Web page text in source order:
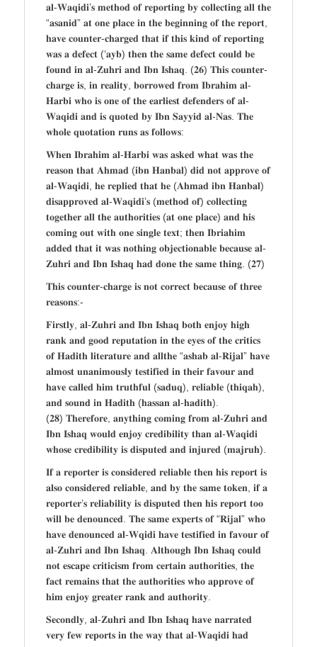
𝐚𝐥-𝐖𝐚𝐪𝐢𝐝𝐢’𝐬 𝐦𝐞𝐭𝐡𝐨𝐝 𝐨𝐟 𝐫𝐞𝐩𝐨𝐫𝐭𝐢𝐧𝐠 𝐛𝐲 𝐜𝐨𝐥𝐥𝐞𝐜𝐭𝐢𝐧𝐠 𝐚𝐥𝐥 𝐭𝐡𝐞
“𝐚𝐬𝐚𝐧𝐢𝐝” 𝐚𝐭 𝐨𝐧𝐞 𝐩𝐥𝐚𝐜𝐞 𝐢𝐧 𝐭𝐡𝐞 𝐛𝐞𝐠𝐢𝐧𝐧𝐢𝐧𝐠 𝐨𝐟 𝐭𝐡𝐞 𝐫𝐞𝐩𝐨𝐫𝐭,
𝐡𝐚𝐯𝐞 𝐜𝐨𝐮𝐧𝐭𝐞𝐫-𝐜𝐡𝐚𝐫𝐠𝐞𝐝 𝐭𝐡𝐚𝐭 𝐢𝐟 𝐭𝐡𝐢𝐬 𝐤𝐢𝐧𝐝 𝐨𝐟 𝐫𝐞𝐩𝐨𝐫𝐭𝐢𝐧𝐠
𝐰𝐚𝐬 𝐚 𝐝𝐞𝐟𝐞𝐜𝐭 (‘𝐚𝐲𝐛) 𝐭𝐡𝐞𝐧 𝐭𝐡𝐞 𝐬𝐚𝐦𝐞 𝐝𝐞𝐟𝐞𝐜𝐭 𝐜𝐨𝐮𝐥𝐝 𝐛𝐞
𝐟𝐨𝐮𝐧𝐝 𝐢𝐧 𝐚𝐥-𝐙𝐮𝐡𝐫𝐢 𝐚𝐧𝐝 𝐈𝐛𝐧 𝐈𝐬𝐡𝐚𝐪. (𝟐𝟔) 𝐓𝐡𝐢𝐬 𝐜𝐨𝐮𝐧𝐭𝐞𝐫-
𝐜𝐡𝐚𝐫𝐠𝐞 𝐢𝐬, 𝐢𝐧 𝐫𝐞𝐚𝐥𝐢𝐭𝐲, 𝐛𝐨𝐫𝐫𝐨𝐰𝐞𝐝 𝐟𝐫𝐨𝐦 𝐈𝐛𝐫𝐚𝐡𝐢𝐦 𝐚𝐥-
𝐇𝐚𝐫𝐛𝐢 𝐰𝐡𝐨 𝐢𝐬 𝐨𝐧𝐞 𝐨𝐟 𝐭𝐡𝐞 𝐞𝐚𝐫𝐥𝐢𝐞𝐬𝐭 𝐝𝐞𝐟𝐞𝐧𝐝𝐞𝐫𝐬 𝐨𝐟 𝐚𝐥-
𝐖𝐚𝐪𝐢𝐝𝐢 𝐚𝐧𝐝 𝐢𝐬 𝐪𝐮𝐨𝐭𝐞𝐝 𝐛𝐲 𝐈𝐛𝐧 𝐒𝐚𝐲𝐲𝐢𝐝 𝐚𝐥-𝐍𝐚𝐬. 𝐓𝐡𝐞
𝐰𝐡𝐨𝐥𝐞 𝐪𝐮𝐨𝐭𝐚𝐭𝐢𝐨𝐧 𝐫𝐮𝐧𝐬 𝐚𝐬 𝐟𝐨𝐥𝐥𝐨𝐰𝐬:
𝐖𝐡𝐞𝐧 𝐈𝐛𝐫𝐚𝐡𝐢𝐦 𝐚𝐥-𝐇𝐚𝐫𝐛𝐢 𝐰𝐚𝐬 𝐚𝐬𝐤𝐞𝐝 𝐰𝐡𝐚𝐭 𝐰𝐚𝐬 𝐭𝐡𝐞
𝐫𝐞𝐚𝐬𝐨𝐧 𝐭𝐡𝐚𝐭 𝐀𝐡𝐦𝐚𝐝 (𝐢𝐛𝐧 𝐇𝐚𝐧𝐛𝐚𝐥) 𝐝𝐢𝐝 𝐧𝐨𝐭 𝐚𝐩𝐩𝐫𝐨𝐯𝐞 𝐨𝐟
𝐚𝐥-𝐖𝐚𝐪𝐢𝐝𝐢, 𝐡𝐞 𝐫𝐞𝐩𝐥𝐢𝐞𝐝 𝐭𝐡𝐚𝐭 𝐡𝐞 (𝐀𝐡𝐦𝐚𝐝 𝐢𝐛𝐧 𝐇𝐚𝐧𝐛𝐚𝐥)
𝐝𝐢𝐬𝐚𝐩𝐩𝐫𝐨𝐯𝐞𝐝 𝐚𝐥-𝐖𝐚𝐪𝐢𝐝𝐢’𝐬 (𝐦𝐞𝐭𝐡𝐨𝐝 𝐨𝐟) 𝐜𝐨𝐥𝐥𝐞𝐜𝐭𝐢𝐧𝐠
𝐭𝐨𝐠𝐞𝐭𝐡𝐞𝐫 𝐚𝐥𝐥 𝐭𝐡𝐞 𝐚𝐮𝐭𝐡𝐨𝐫𝐢𝐭𝐢𝐞𝐬 (𝐚𝐭 𝐨𝐧𝐞 𝐩𝐥𝐚𝐜𝐞) 𝐚𝐧𝐝 𝐡𝐢𝐬
𝐜𝐨𝐦𝐢𝐧𝐠 𝐨𝐮𝐭 𝐰𝐢𝐭𝐡 𝐨𝐧𝐞 𝐬𝐢𝐧𝐠𝐥𝐞 𝐭𝐞𝐱𝐭; 𝐭𝐡𝐞𝐧 𝐈𝐛𝐫𝐢𝐚𝐡𝐢𝐦
𝐚𝐝𝐝𝐞𝐝 𝐭𝐡𝐚𝐭 𝐢𝐭 𝐰𝐚𝐬 𝐧𝐨𝐭𝐡𝐢𝐧𝐠 𝐨𝐛𝐣𝐞𝐜𝐭𝐢𝐨𝐧𝐚𝐛𝐥𝐞 𝐛𝐞𝐜𝐚𝐮𝐬𝐞 𝐚𝐥-
𝐙𝐮𝐡𝐫𝐢 𝐚𝐧𝐝 𝐈𝐛𝐧 𝐈𝐬𝐡𝐚𝐪 𝐡𝐚𝐝 𝐝𝐨𝐧𝐞 𝐭𝐡𝐞 𝐬𝐚𝐦𝐞 𝐭𝐡𝐢𝐧𝐠. (𝟐𝟕)
𝐓𝐡𝐢𝐬 𝐜𝐨𝐮𝐧𝐭𝐞𝐫-𝐜𝐡𝐚𝐫𝐠𝐞 𝐢𝐬 𝐧𝐨𝐭 𝐜𝐨𝐫𝐫𝐞𝐜𝐭 𝐛𝐞𝐜𝐚𝐮𝐬𝐞 𝐨𝐟 𝐭𝐡𝐫𝐞𝐞
𝐫𝐞𝐚𝐬𝐨𝐧𝐬:-
𝐅𝐢𝐫𝐬𝐭𝐥𝐲, 𝐚𝐥-𝐙𝐮𝐡𝐫𝐢 𝐚𝐧𝐝 𝐈𝐛𝐧 𝐈𝐬𝐡𝐚𝐪 𝐛𝐨𝐭𝐡 𝐞𝐧𝐣𝐨𝐲 𝐡𝐢𝐠𝐡
𝐫𝐚𝐧𝐤 𝐚𝐧𝐝 𝐠𝐨𝐨𝐝 𝐫𝐞𝐩𝐮𝐭𝐚𝐭𝐢𝐨𝐧 𝐢𝐧 𝐭𝐡𝐞 𝐞𝐲𝐞𝐬 𝐨𝐟 𝐭𝐡𝐞 𝐜𝐫𝐢𝐭𝐢𝐜𝐬
𝐨𝐟 𝐇𝐚𝐝𝐢𝐭𝐡 𝐥𝐢𝐭𝐞𝐫𝐚𝐭𝐮𝐫𝐞 𝐚𝐧𝐝 𝐚𝐥𝐥𝐭𝐡𝐞 “𝐚𝐬𝐡𝐚𝐛 𝐚𝐥-𝐑𝐢𝐣𝐚𝐥” 𝐡𝐚𝐯𝐞
𝐚𝐥𝐦𝐨𝐬𝐭 𝐮𝐧𝐚𝐧𝐢𝐦𝐨𝐮𝐬𝐥𝐲 𝐭𝐞𝐬𝐭𝐢𝐟𝐢𝐞𝐝 𝐢𝐧 𝐭𝐡𝐞𝐢𝐫 𝐟𝐚𝐯𝐨𝐮𝐫 𝐚𝐧𝐝
𝐡𝐚𝐯𝐞 𝐜𝐚𝐥𝐥𝐞𝐝 𝐡𝐢𝐦 𝐭𝐫𝐮𝐭𝐡𝐟𝐮𝐥 (𝐬𝐚𝐝𝐮𝐪), 𝐫𝐞𝐥𝐢𝐚𝐛𝐥𝐞 (𝐭𝐡𝐢𝐪𝐚𝐡),
𝐚𝐧𝐝 𝐬𝐨𝐮𝐧𝐝 𝐢𝐧 𝐇𝐚𝐝𝐢𝐭𝐡 (𝐡𝐚𝐬𝐬𝐚𝐧 𝐚𝐥-𝐡𝐚𝐝𝐢𝐭𝐡).
(𝟐𝟖) 𝐓𝐡𝐞𝐫𝐞𝐟𝐨𝐫𝐞, 𝐚𝐧𝐲𝐭𝐡𝐢𝐧𝐠 𝐜𝐨𝐦𝐢𝐧𝐠 𝐟𝐫𝐨𝐦 𝐚𝐥-𝐙𝐮𝐡𝐫𝐢 𝐚𝐧𝐝
𝐈𝐛𝐧 𝐈𝐬𝐡𝐚𝐪 𝐰𝐨𝐮𝐥𝐝 𝐞𝐧𝐣𝐨𝐲 𝐜𝐫𝐞𝐝𝐢𝐛𝐢𝐥𝐢𝐭𝐲 𝐭𝐡𝐚𝐧 𝐚𝐥-𝐖𝐚𝐪𝐢𝐝𝐢
𝐰𝐡𝐨𝐬𝐞 𝐜𝐫𝐞𝐝𝐢𝐛𝐢𝐥𝐢𝐭𝐲 𝐢𝐬 𝐝𝐢𝐬𝐩𝐮𝐭𝐞𝐝 𝐚𝐧𝐝 𝐢𝐧𝐣𝐮𝐫𝐞𝐝 (𝐦𝐚𝐣𝐫𝐮𝐡).
𝐈𝐟 𝐚 𝐫𝐞𝐩𝐨𝐫𝐭𝐞𝐫 𝐢𝐬 𝐜𝐨𝐧𝐬𝐢𝐝𝐞𝐫𝐞𝐝 𝐫𝐞𝐥𝐢𝐚𝐛𝐥𝐞 𝐭𝐡𝐞𝐧 𝐡𝐢𝐬 𝐫𝐞𝐩𝐨𝐫𝐭 𝐢𝐬
𝐚𝐥𝐬𝐨 𝐜𝐨𝐧𝐬𝐢𝐝𝐞𝐫𝐞𝐝 𝐫𝐞𝐥𝐢𝐚𝐛𝐥𝐞, 𝐚𝐧𝐝 𝐛𝐲 𝐭𝐡𝐞 𝐬𝐚𝐦𝐞 𝐭𝐨𝐤𝐞𝐧, 𝐢𝐟 𝐚
𝐫𝐞𝐩𝐨𝐫𝐭𝐞𝐫’𝐬 𝐫𝐞𝐥𝐢𝐚𝐛𝐢𝐥𝐢𝐭𝐲 𝐢𝐬 𝐝𝐢𝐬𝐩𝐮𝐭𝐞𝐝 𝐭𝐡𝐞𝐧 𝐡𝐢𝐬 𝐫𝐞𝐩𝐨𝐫𝐭 𝐭𝐨𝐨
𝐰𝐢𝐥𝐥 𝐛𝐞 𝐝𝐞𝐧𝐨𝐮𝐧𝐜𝐞𝐝. 𝐓𝐡𝐞 𝐬𝐚𝐦𝐞 𝐞𝐱𝐩𝐞𝐫𝐭𝐬 𝐨𝐟 “𝐑𝐢𝐣𝐚𝐥” 𝐰𝐡𝐨
𝐡𝐚𝐯𝐞 𝐝𝐞𝐧𝐨𝐮𝐧𝐜𝐞𝐝 𝐚𝐥-𝐖𝐪𝐢𝐝𝐢 𝐡𝐚𝐯𝐞 𝐭𝐞𝐬𝐭𝐢𝐟𝐢𝐞𝐝 𝐢𝐧 𝐟𝐚𝐯𝐨𝐮𝐫 𝐨𝐟
𝐚𝐥-𝐙𝐮𝐡𝐫𝐢 𝐚𝐧𝐝 𝐈𝐛𝐧 𝐈𝐬𝐡𝐚𝐪. 𝐀𝐥𝐭𝐡𝐨𝐮𝐠𝐡 𝐈𝐛𝐧 𝐈𝐬𝐡𝐚𝐪 𝐜𝐨𝐮𝐥𝐝
𝐧𝐨𝐭 𝐞𝐬𝐜𝐚𝐩𝐞 𝐜𝐫𝐢𝐭𝐢𝐜𝐢𝐬𝐦 𝐟𝐫𝐨𝐦 𝐜𝐞𝐫𝐭𝐚𝐢𝐧 𝐚𝐮𝐭𝐡𝐨𝐫𝐢𝐭𝐢𝐞𝐬, 𝐭𝐡𝐞
𝐟𝐚𝐜𝐭 𝐫𝐞𝐦𝐚𝐢𝐧𝐬 𝐭𝐡𝐚𝐭 𝐭𝐡𝐞 𝐚𝐮𝐭𝐡𝐨𝐫𝐢𝐭𝐢𝐞𝐬 𝐰𝐡𝐨 𝐚𝐩𝐩𝐫𝐨𝐯𝐞 𝐨𝐟
𝐡𝐢𝐦 𝐞𝐧𝐣𝐨𝐲 𝐠𝐫𝐞𝐚𝐭𝐞𝐫 𝐫𝐚𝐧𝐤 𝐚𝐧𝐝 𝐚𝐮𝐭𝐡𝐨𝐫𝐢𝐭𝐲.
𝐒𝐞𝐜𝐨𝐧𝐝𝐥𝐲, 𝐚𝐥-𝐙𝐮𝐡𝐫𝐢 𝐚𝐧𝐝 𝐈𝐛𝐧 𝐈𝐬𝐡𝐚𝐪 𝐡𝐚𝐯𝐞 𝐧𝐚𝐫𝐫𝐚𝐭𝐞𝐝
𝐯𝐞𝐫𝐲 𝐟𝐞𝐰 𝐫𝐞𝐩𝐨𝐫𝐭𝐬 𝐢𝐧 𝐭𝐡𝐞 𝐰𝐚𝐲 𝐭𝐡𝐚𝐭 𝐚𝐥-𝐖𝐚𝐪𝐢𝐝𝐢 𝐡𝐚𝐝